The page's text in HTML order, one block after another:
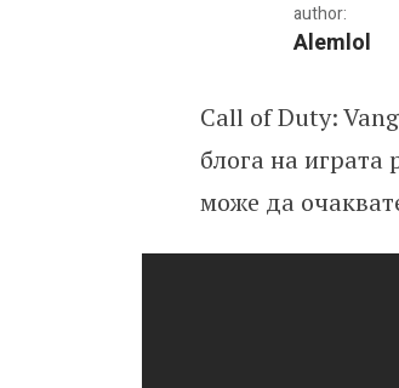
author:
Alemlol
Call of Duty:
Call of Duty:
блога на играта
може да